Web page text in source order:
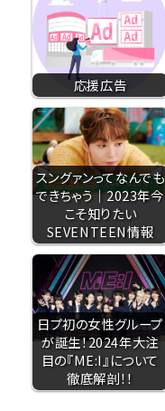
応援広告
スングァンってなんでも
できちゃう｜2023年今
こそ知りたい
SEVENTEEN情報
日プ初の女性グループ
が誕生！2024年大注
目の『ME:I』について
徹底解剖！！